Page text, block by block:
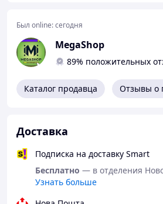
среды;
емкости;
пищевых продуктов;
устойчивость к
механическим повреждениям.
Якщо Ви вирішили купити
Был online:сегодня
MegaShop
89% положительных
Каталог продавца Отзывы о
Доставка
Подписка на доставку Smart
Бесплатно — в отделения
Узнать больше